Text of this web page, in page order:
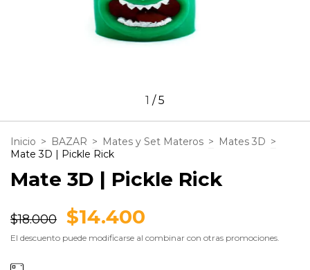
1 /5
Inicio > BAZAR > Mates y Set Materos > Mates 3D >
Mate 3D | Pickle Rick
Mate 3D | Pickle Rick
$18.000 $14.400
El descuento puede modificarse al combinar con otras promociones.